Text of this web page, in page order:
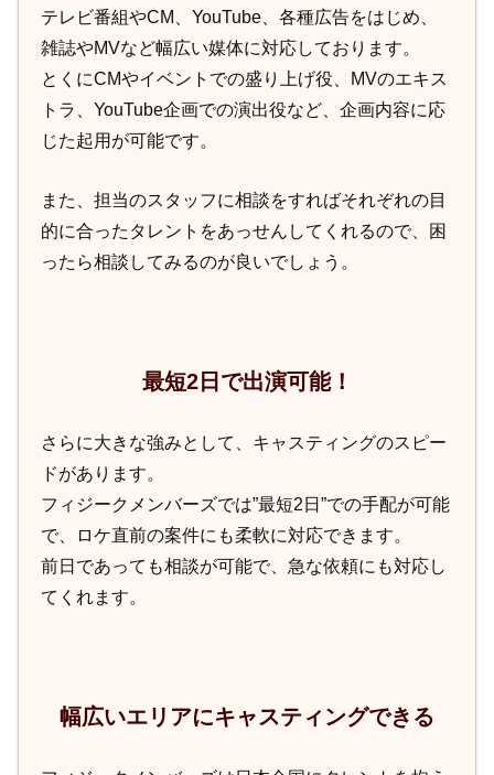
テレビ番組やCM、YouTube、各種広告をはじめ、
雑誌やMVなど幅広い媒体に対応しております。
とくにCMやイベントでの盛り上げ役、MVのエキス
トラ、YouTube企画での演出役など、企画内容に応
じた起用が可能です。
また、担当のスタッフに相談をすればそれぞれの目
的に合ったタレントをあっせんしてくれるので、困
ったら相談してみるのが良いでしょう。
最短2日で出演可能！
さらに大きな強みとして、キャスティングのスピー
ドがあります。
フィジークメンバーズでは”最短2日”での手配が可能
で、ロケ直前の案件にも柔軟に対応できます。
前日であっても相談が可能で、急な依頼にも対応し
てくれます。
幅広いエリアにキャスティングできる